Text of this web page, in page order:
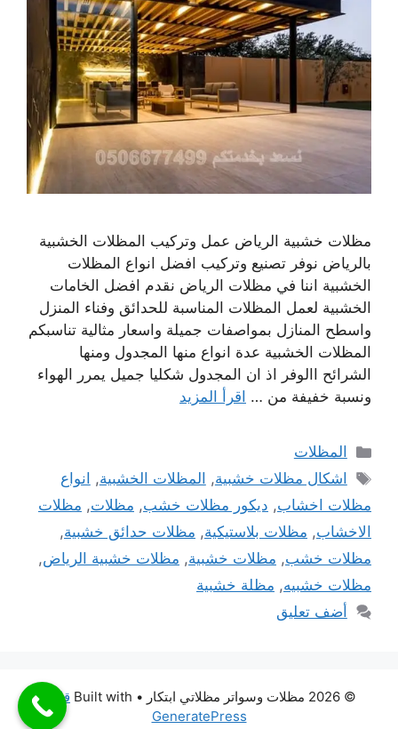
مظلات خشبية الرياض عمل وتركيب المظلات الخشبية
بالرياض نوفر تصنيع وتركيب افضل انواع المظلات
الخشبية اننا في مظلات الرياض نقدم افضل الخامات
الخشبية لعمل المظلات المناسبة للحدائق وفناء المنزل
واسطح المنازل بمواصفات جميلة واسعار مثالية تناسبكم
المظلات الخشبية عدة انواع منها المجدول ومنها
الشرائح االوفر اذ ان المجدول شكليا جميل يمرر الهواء
ونسبة خفيفة من … اقرأ المزيد
التصنيفات
المظلات
الوسوم
اشكال مظلات خشبية, المظلات الخشبية, انواع
مظلات اخشاب, ديكور مظلات خشب, مظلات, مظلات
الاخشاب, مظلات بلاستيكية, مظلات حدائق خشبية,
مظلات خشب, مظلات خشبية, مظلات خشبية الرياض,
مظلات خشبيه, مظلة خشبية
أضف تعليق
© 2026 مظلات وسواتر مظلاتي ابتكار • Built with
قالب
GeneratePress